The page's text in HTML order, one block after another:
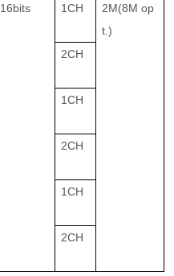
16bits 1CH
2M(8M op
t.)
2CH
1CH
2CH
1CH
2CH